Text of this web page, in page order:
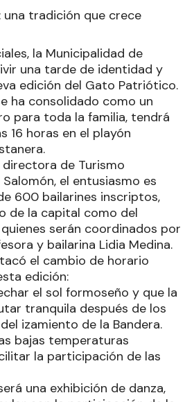
provincial que
tradición que crece
la Municipalidad de
una tarde de identidad y
edición del Gato Patriótico.
ha consolidado como un
para toda la familia, tendrá
16 horas en el playón
de Turismo
el entusiasmo es
600 bailarines inscriptos,
de la capital como del
serán coordinados por
y bailarina Lidia Medina.
el cambio de horario
edición:
el sol formoseño y que la
tranquila después de los
izamiento de la Bandera.
bajas temperaturas